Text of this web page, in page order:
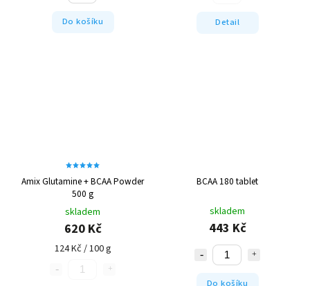
Do košíku Detail
Amix Glutamine + BCAA Powder
500 g
skladem
620 Kč
124 Kč / 100 g
BCAA 180 tablet
skladem
443 Kč
Do košíku